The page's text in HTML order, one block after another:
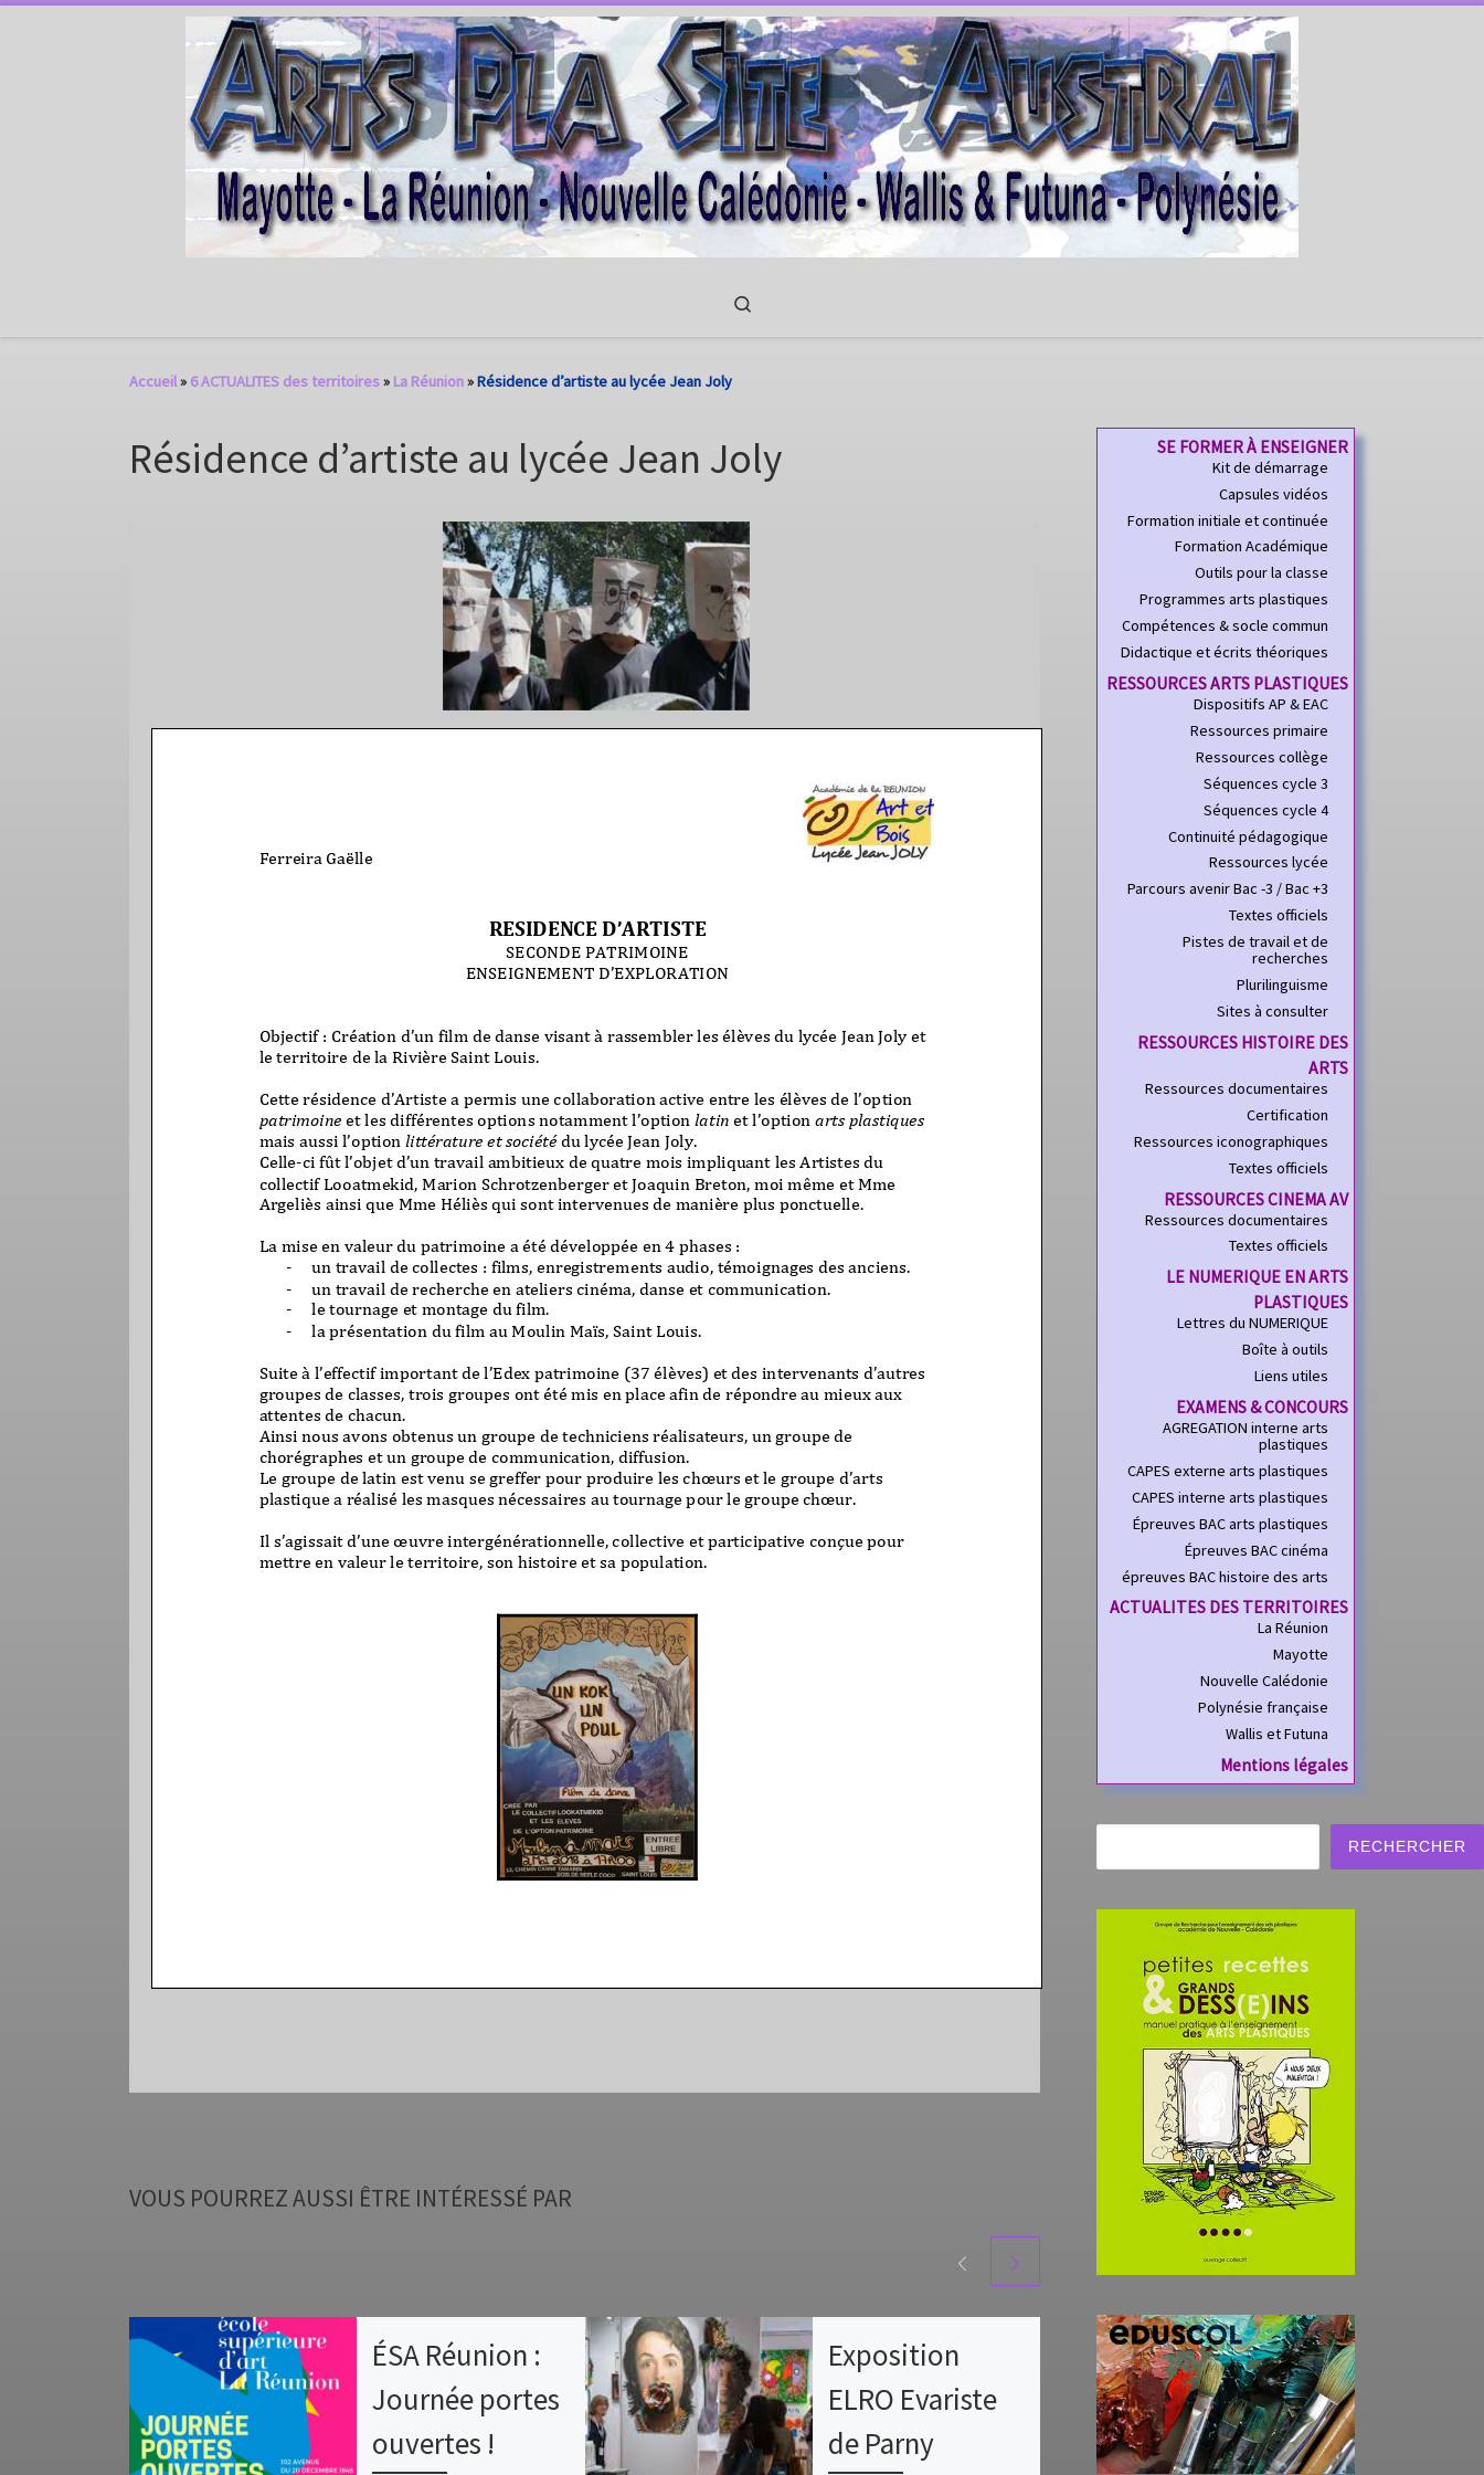
Accueil» 6 ACTUALITES des territoires» La Réunion»Résidence d’artiste au lycée Jean Joly
Résidence d’artiste au lycée Jean Joly
VOUS POURREZ AUSSI ÊTRE INTÉRESSÉ PAR
ÉSA Réunion :
Journée portes
ouvertes !
Exposition
ELRO Evariste
de Parny
Protégé :
FORMATION /
Synthèse Bassin
SE FORMER À ENSEIGNER
Kit de démarrage
Capsules vidéos
Formation initiale et continuée
Formation Académique
Outils pour la classe
Programmes arts plastiques
Compétences & socle commun
Didactique et écrits théoriques
RESSOURCES ARTS PLASTIQUES
Dispositifs AP & EAC
Ressources primaire
Ressources collège
Séquences cycle 3
Séquences cycle 4
Continuité pédagogique
Ressources lycée
Parcours avenir Bac -3 / Bac +3
Textes officiels
Pistes de travail et de
recherches
Plurilinguisme
Sites à consulter
RESSOURCES HISTOIRE DES
ARTS
Ressources documentaires
Certification
Ressources iconographiques
Textes officiels
RESSOURCES CINEMA AV
Ressources documentaires
Textes officiels
LE NUMERIQUE EN ARTS
PLASTIQUES
Lettres du NUMERIQUE
Boîte à outils
Liens utiles
EXAMENS & CONCOURS
AGREGATION interne arts
plastiques
CAPES externe arts plastiques
CAPES interne arts plastiques
Épreuves BAC arts plastiques
Épreuves BAC cinéma
épreuves BAC histoire des arts
ACTUALITES DES TERRITOIRES
La Réunion
Mayotte
Nouvelle Calédonie
Polynésie française
Wallis et Futuna
Mentions légales
RECHERCHER